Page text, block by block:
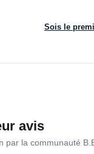
Sois le
avis
la communauté